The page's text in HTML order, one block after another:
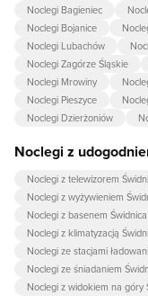
Noclegi Bagieniec
Noclegi Bojanice
Noclegi Lubachów
Noclegi Zagórze Śląskie
Noclegi Mrowiny
Noclegi Pieszyce
Noclegi Dzierżoniów
Noclegi z
Noclegi z telewizorem
Noclegi z wyżywieniem
Noclegi z basenem Świdnica
Noclegi z klimatyzacją
Noclegi ze stacjami
Noclegi ze śniadaniem
Noclegi z widokiem na góry